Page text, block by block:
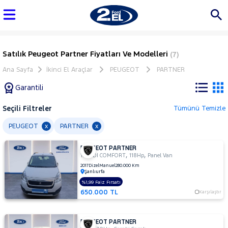
Satılık Peugeot Partner Fiyatları Ve Modelleri (7)
Ana Sayfa İkinci El Araçlar PEUGEOT PARTNER
Garantili
Tüm
Araçlar
AUDI
BMC
BMW
BYD
Seçili Filtreler Tümünü Temizle
PEUGEOT x PARTNER x
PEUGEOT PARTNER
1.6 HDI COMFORT,118Hp, Panel Van
2017DizelManuel280.000 Km
Şanlıurfa
650.000 TL Karşılaştır
%1,99 Faiz Fırsatı
PEUGEOT PARTNER